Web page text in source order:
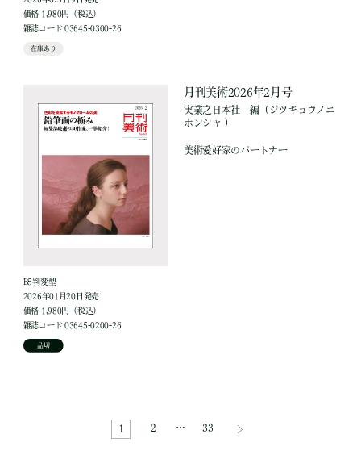
価格 1,980円（税込）
雑誌コード 03645-0300-26
在庫あり
B5判変型
2026年01月20日発売
価格 1,980円（税込）
雑誌コード 03645-0200-26
品切
月刊美術2026年2月号
実業之日本社 編（ジツギョウノニ
ホンシャ ）
美術愛好家のパートナー
1 2 … 33